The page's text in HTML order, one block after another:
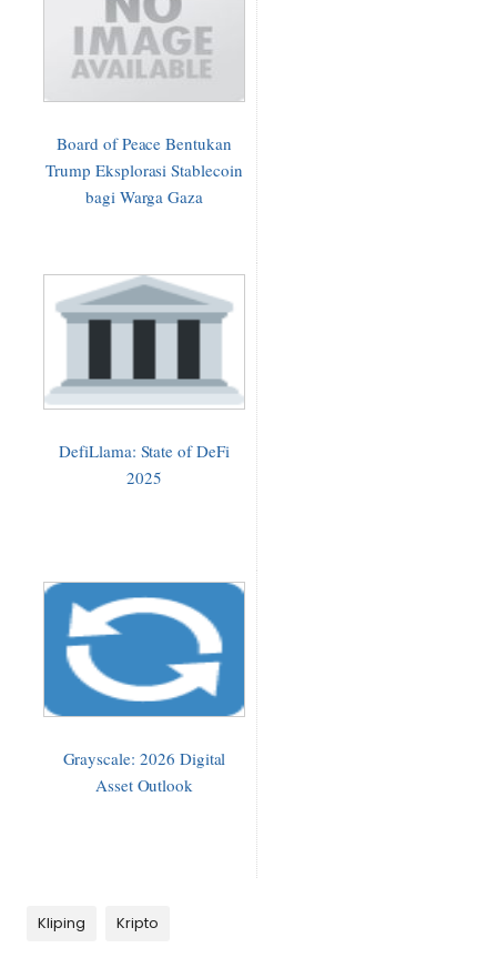
Board of Peace Bentukan
Trump Eksplorasi Stablecoin
bagi Warga Gaza
DefiLlama: State of DeFi
2025
Grayscale: 2026 Digital
Asset Outlook
Kliping Kripto